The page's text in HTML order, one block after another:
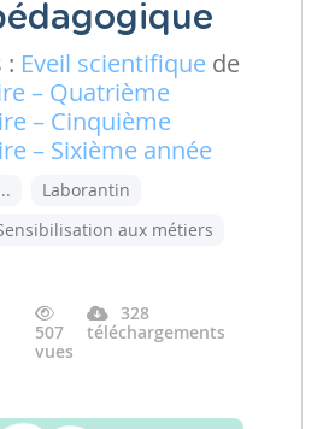
: Eveil scientifique de
– Quatrième
– Cinquième
– Sixième année
Laborantin
aux métiers
507
vues
328
téléchargements